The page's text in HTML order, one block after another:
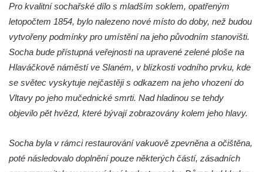
Socha svatého Josefa s Ježíškem u kostela
svatého Josefa v Krásné u Pěnčína
Socha svatého Jana Nepomuckého u
kostela svatého Martina v Kozlech
Teplicích nad Metují
Základní kámen stavebních úprav Domova
Pro kvalitní sochařské dílo s mladším soklem, opatřeným
letopočtem 1854, bylo nalezeno nové místo do doby, než budou
vytvořeny podmínky pro umístění na jeho původním stanovišti.
Socha bude přístupná veřejnosti na upravené zelené ploše na
Hlaváčkově náměstí ve Slaném, v blízkosti vodního prvku, kde
se světec vyskytuje nejčastěji s odkazem na jeho vhození do
Vltavy po jeho mučednické smrti. Nad hladinou se tehdy
objevilo pět hvězd, které bývají zobrazovány kolem jeho hlavy.
Socha byla v rámci restaurování vakuově zpevněna a očištěna,
poté následovalo doplnění pouze některých částí, zásadních